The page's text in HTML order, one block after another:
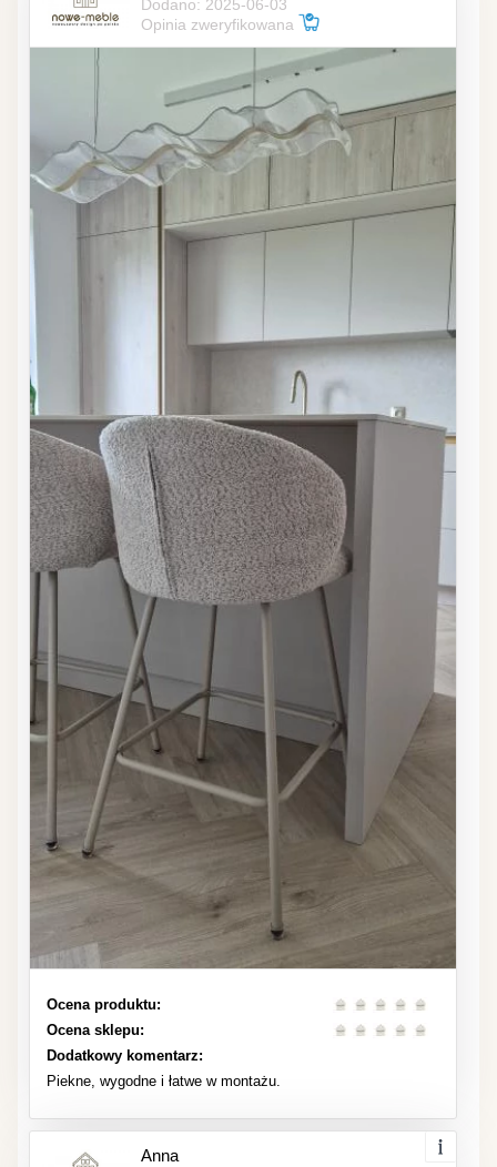
Dodano: 2025-06-03
Opinia zweryfikowana
Ocena produktu:
Ocena sklepu:
Dodatkowy komentarz:
Piekne, wygodne i łatwe w montażu.
Anna